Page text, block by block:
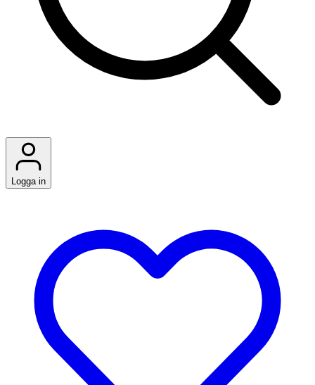
Logga in